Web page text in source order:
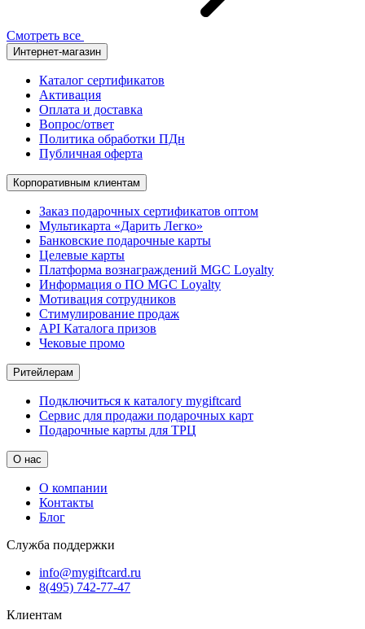
Смотреть все
Интернет-магазин
Каталог сертификатов
Активация
Оплата и доставка
Вопрос/ответ
Политика обработки ПДн
Публичная оферта
Корпоративным клиентам
Заказ подарочных сертификатов оптом
Мультикарта «Дарить Легко»
Банковские подарочные карты
Целевые карты
Платформа вознаграждений MGC Loyalty
Информация о ПО MGC Loyalty
Мотивация сотрудников
Стимулирование продаж
API Каталога призов
Чековые промо
Ритейлерам
Подключиться к каталогу mygiftcard
Сервис для продажи подарочных карт
Подарочные карты для ТРЦ
О нас
О компании
Контакты
Блог
Служба поддержки
info@mygiftcard.ru
8(495) 742-77-47
Клиентам